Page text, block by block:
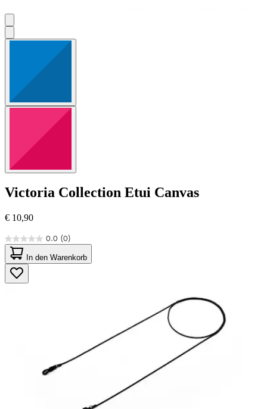
Victoria Collection Etui Canvas
€ 10,90
0.0 (0)
0.0
von
5
Sternen.
In den Warenkorb